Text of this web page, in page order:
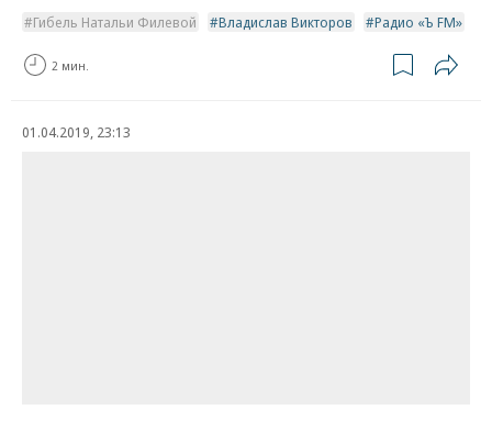
Гибель Натальи Филевой Владислав Викторов Радио «Ъ FM»
2 мин.
01.04.2019, 23:13